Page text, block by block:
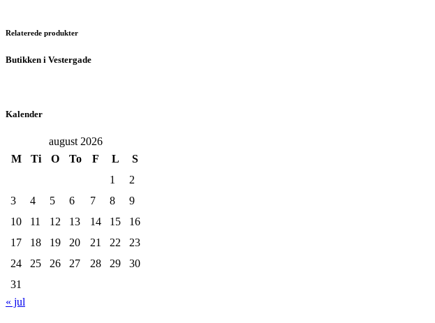
Relaterede produkter
Butikken i Vestergade
Kalender
august 2026
M
Ti O To F L
S
1
2
3
4 5 6 7 8
9
10
11 12 13 14 15
16
17
18 19 20 21 22
23
24
25 26 27 28 29
30
31
« jul